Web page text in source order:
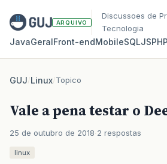
ARQUIVO
Discussoes de
Tecnologia
JavaGeralFront‑endMobileSQLJSPHP
GUJ/Linux/Topico
Vale a pena testar o
25 de outubro de 2018 2 respostas
linux